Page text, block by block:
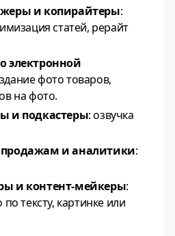
и копирайтеры:
статей, рерайт
электронной
фото товаров,
на фото.
и подкастеры: озвучка
и аналитики:
и контент‑мейкеры:
тексту, картинке или